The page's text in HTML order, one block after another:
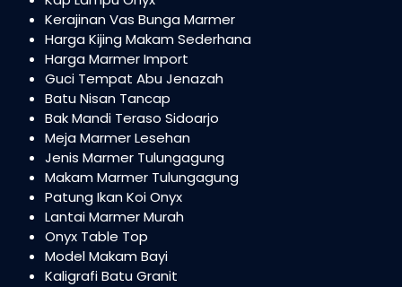
Kerajinan Vas Bunga Marmer
Harga Kijing Makam Sederhana
Harga Marmer Import
Guci Tempat Abu Jenazah
Batu Nisan Tancap
Bak Mandi Teraso Sidoarjo
Meja Marmer Lesehan
Jenis Marmer Tulungagung
Makam Marmer Tulungagung
Patung Ikan Koi Onyx
Lantai Marmer Murah
Onyx Table Top
Model Makam Bayi
Kaligrafi Batu Granit